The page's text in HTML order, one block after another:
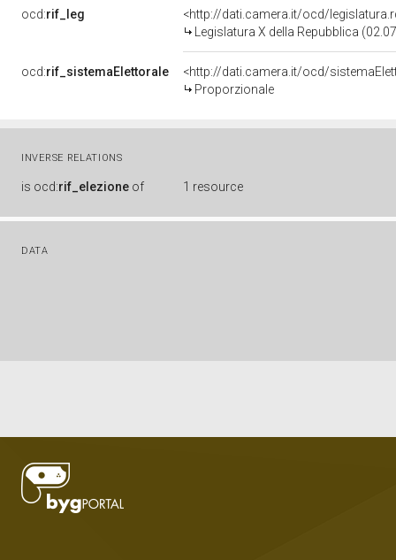
ocd:rif_leg
<http://dati.camera.it/ocd/
Legislatura X della Repubblica
ocd:rif_sistemaElettorale
<http://dati.camera.it/ocd/
Proporzionale
INVERSE RELATIONS
is ocd:rif_elezione of 1 resource
DATA